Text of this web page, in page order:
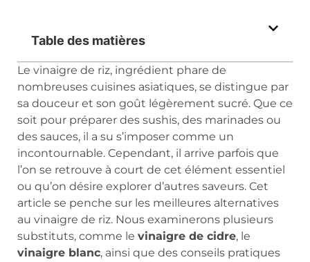
Table des matières
Le vinaigre de riz, ingrédient phare de
nombreuses cuisines asiatiques, se distingue par
sa douceur et son goût légèrement sucré. Que ce
soit pour préparer des sushis, des marinades ou
des sauces, il a su s’imposer comme un
incontournable. Cependant, il arrive parfois que
l’on se retrouve à court de cet élément essentiel
ou qu’on désire explorer d’autres saveurs. Cet
article se penche sur les meilleures alternatives
au vinaigre de riz. Nous examinerons plusieurs
substituts, comme le vinaigre de cidre, le
vinaigre blanc, ainsi que des conseils pratiques